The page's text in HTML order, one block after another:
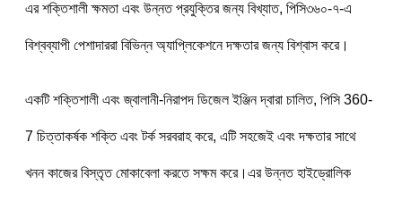
এর শক্তিশালী ক্ষমতা এবং উন্নত প্রযুক্তির জন্য বিখ্যাত, পিসি৩৬০-৭-এ
বিশ্বব্যাপী পেশাদাররা বিভিন্ন অ্যাপ্লিকেশনে দক্ষতার জন্য বিশ্বাস করে।
একটি শক্তিশালী এবং জ্বালানী-নিরাপদ ডিজেল ইঞ্জিন দ্বারা চালিত, পিসি 360-
7 চিত্তাকর্ষক শক্তি এবং টর্ক সরবরাহ করে, এটি সহজেই এবং দক্ষতার সাথে
খনন কাজের বিস্তৃত মোকাবেলা করতে সক্ষম করে।এর উন্নত হাইড্রোলিক